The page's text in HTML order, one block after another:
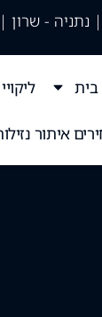
נתניה - שרון
איתור